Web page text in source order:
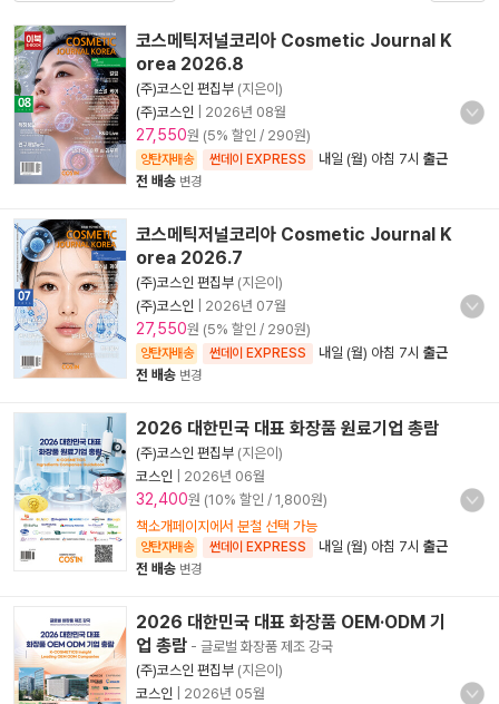
코스메틱저널코리아 Cosmetic Journal K
orea 2026.8
(주)코스인 편집부 (지은이)
(주)코스인
2026년 08월
27,550원 (5% 할인 / 290원)
양탄자배송 썬데이 EXPRESS 내일 (월) 아침 7시 출근
전 배송 변경
코스메틱저널코리아 Cosmetic Journal K
orea 2026.7
(주)코스인 편집부 (지은이)
(주)코스인
2026년 07월
27,550원 (5% 할인 / 290원)
양탄자배송 썬데이 EXPRESS 내일 (월) 아침 7시 출근
전 배송 변경
2026 대한민국 대표 화장품 원료기업 총람
(주)코스인 편집부 (지은이)
코스인
2026년 06월
32,400원 (10% 할인 / 1,800원)
책소개페이지에서 분철 선택 가능
양탄자배송 썬데이 EXPRESS 내일 (월) 아침 7시 출근
전 배송 변경
2026 대한민국 대표 화장품 OEM·ODM 기
업 총람 - 글로벌 화장품 제조 강국
(주)코스인 편집부 (지은이)
코스인
2026년 05월